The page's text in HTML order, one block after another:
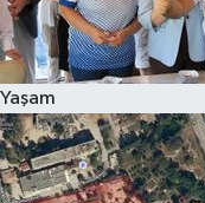
Yaşam